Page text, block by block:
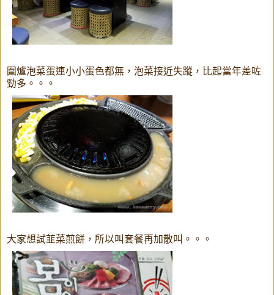
圍爐泡菜蛋連小小蛋色都無，泡菜接近失蹤，比起當年差咗
勁多。。。
大家想試韮菜煎餅，所以叫套餐再加散叫。。。